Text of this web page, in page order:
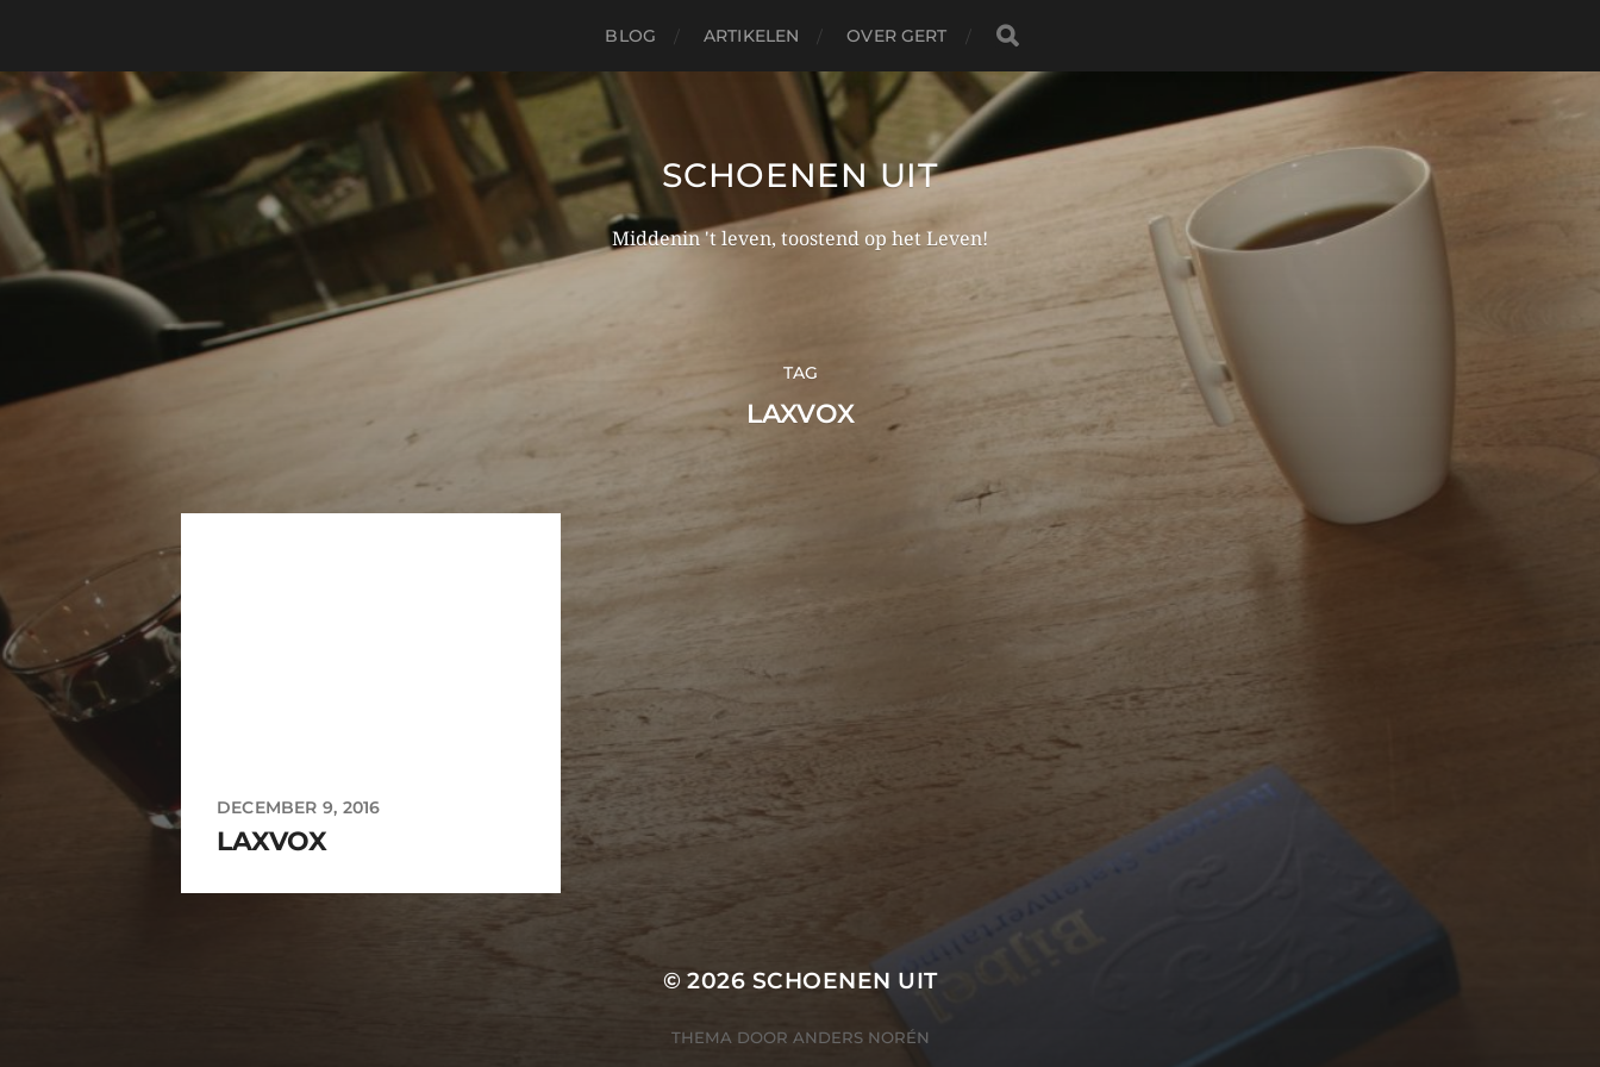
BLOG ARTIKELEN OVER GERT
SCHOENEN UIT
Middenin 't leven, toostend op het Leven!
TAG
LAXVOX
DECEMBER 9, 2016
LAXVOX
© 2026 SCHOENEN UIT
THEMA DOOR ANDERS NORÉN